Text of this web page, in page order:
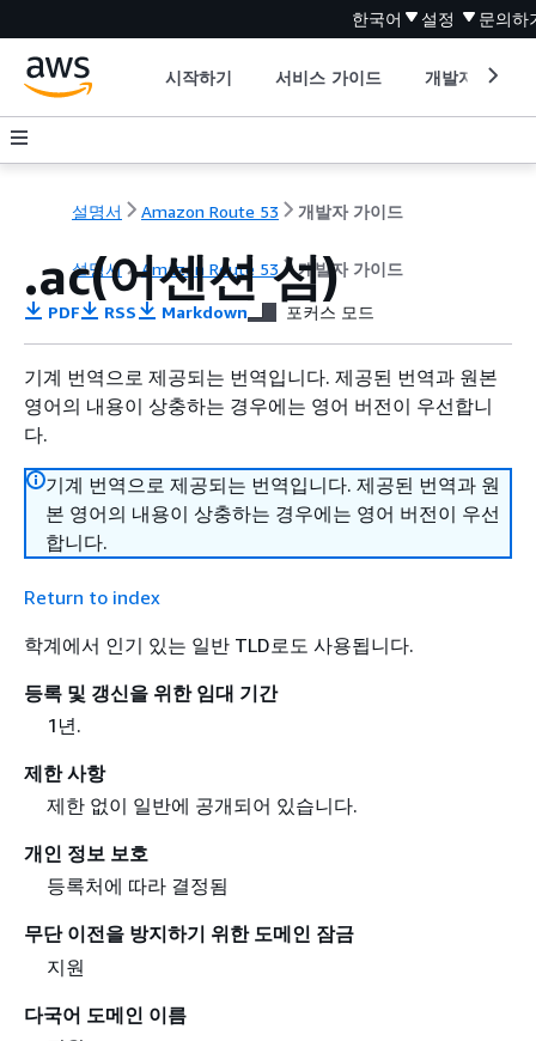
한국어 설정 문의하
시작하기 서비스 가이드 개발자 도구
설명서 Amazon Route 53 개발자 가이드
설명서 Amazon Route 53 개발자 가이드
.ac(어센션 섬)
PDF RSS Markdown 포커스 모드
기계 번역으로 제공되는 번역입니다. 제공된 번역과 원본
영어의 내용이 상충하는 경우에는 영어 버전이 우선합니
다.
기계 번역으로 제공되는 번역입니다. 제공된 번역과 원
본 영어의 내용이 상충하는 경우에는 영어 버전이 우선
합니다.
Return to index
학계에서 인기 있는 일반 TLD로도 사용됩니다.
등록 및 갱신을 위한 임대 기간
1년.
제한 사항
제한 없이 일반에 공개되어 있습니다.
개인 정보 보호
등록처에 따라 결정됨
무단 이전을 방지하기 위한 도메인 잠금
지원
다국어 도메인 이름